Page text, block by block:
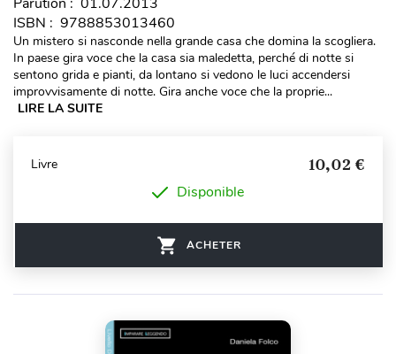
ISBN : 9788853013460
Un mistero si nasconde nella grande casa che domina la scogliera.
In paese gira voce che la casa sia maledetta, perché di notte si
sentono grida e pianti, da lontano si vedono le luci accendersi
improvvisamente di notte. Gira anche voce che la proprie...
LIRE LA SUITE
Livre 10,02 €
Disponible
ACHETER